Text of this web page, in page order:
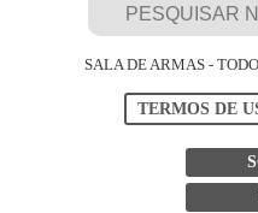
SALA DE ARMAS -
TERMOS DE